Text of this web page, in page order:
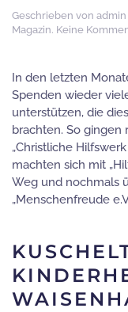
Geschrieben von admin
Magazin. Keine
In den letzten
Spenden wieder
unterstützen, die
brachten. So gingen
„Christliche
machten sich mit
Weg und nochmals
„Menschenfreude